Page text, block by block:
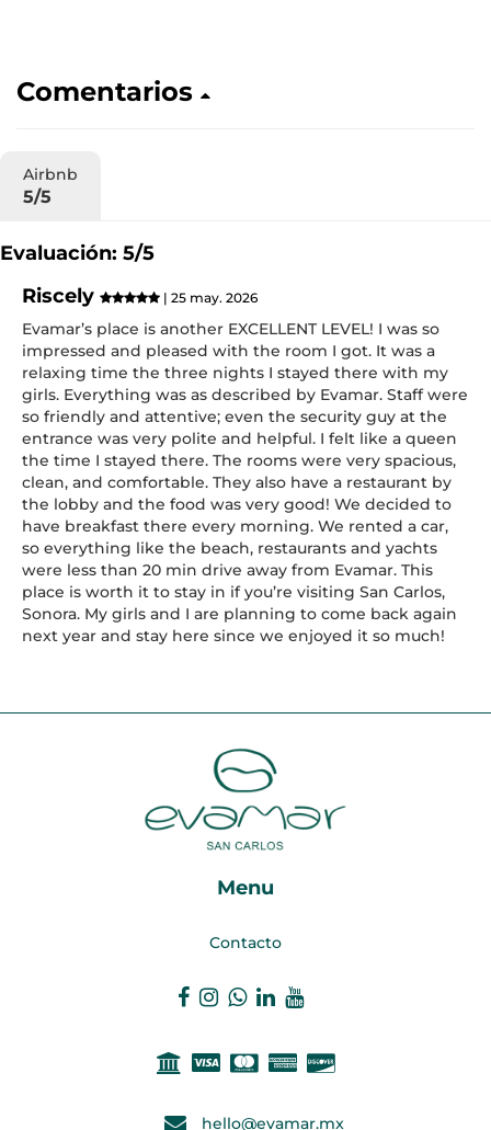
Comentarios
Airbnb
5/5
Evaluación: 5/5
Riscely
| 25 may. 2026
Evamar’s place is another EXCELLENT LEVEL! I was so
impressed and pleased with the room I got. It was a
relaxing time the three nights I stayed there with my
girls. Everything was as described by Evamar. Staff were
so friendly and attentive; even the security guy at the
entrance was very polite and helpful. I felt like a queen
the time I stayed there. The rooms were very spacious,
clean, and comfortable. They also have a restaurant by
the lobby and the food was very good! We decided to
have breakfast there every morning. We rented a car,
so everything like the beach, restaurants and yachts
were less than 20 min drive away from Evamar. This
place is worth it to stay in if you’re visiting San Carlos,
Sonora. My girls and I are planning to come back again
next year and stay here since we enjoyed it so much!
Menu
Contacto
hello@evamar.mx